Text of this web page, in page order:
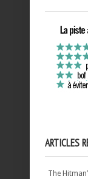
ARTICLES
The